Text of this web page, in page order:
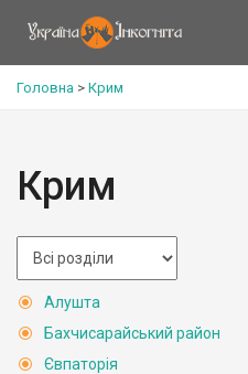
Головна > Крим
Крим
Алушта
Бахчисарайський район
Євпаторія